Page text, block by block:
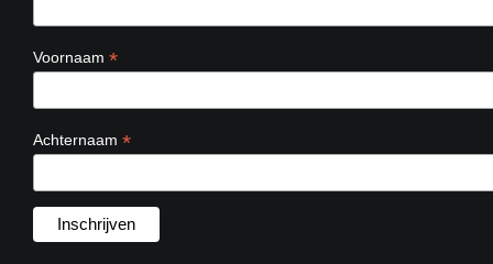
Voornaam *
Achternaam *